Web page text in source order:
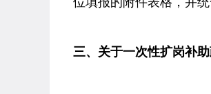
三、关于一次性扩岗补